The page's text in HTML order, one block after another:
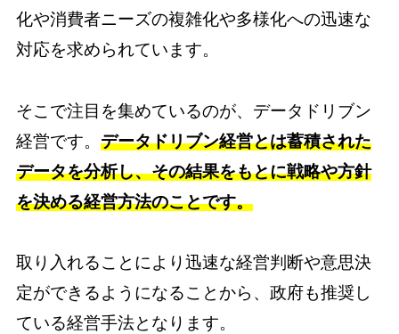
化や消費者ニーズの複雑化や多様化への迅速な
対応を求められています。
そこで注目を集めているのが、データドリブン
経営です。 データドリブン経営とは蓄積された
データを分析し、その結果をもとに戦略や方針
を決める経営方法のことです。
取り入れることにより迅速な経営判断や意思決
定ができるようになることから、政府も推奨し
ている経営手法となります。